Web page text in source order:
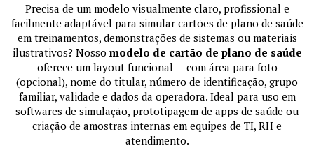
Precisa de um modelo visualmente claro, profissional e
facilmente adaptável para simular cartões de plano de saúde
em treinamentos, demonstrações de sistemas ou materiais
ilustrativos? Nosso modelo de cartão de plano de saúde
oferece um layout funcional — com área para foto
(opcional), nome do titular, número de identificação, grupo
familiar, validade e dados da operadora. Ideal para uso em
softwares de simulação, prototipagem de apps de saúde ou
criação de amostras internas em equipes de TI, RH e
atendimento.